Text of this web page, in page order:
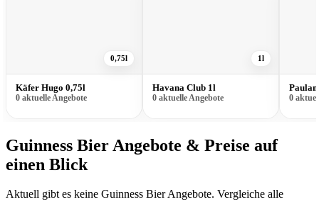
0,75l
Käfer Hugo 0,75l
0 aktuelle Angebote
1l
Havana Club 1l
0 aktuelle Angebote 0
Guinness Bier Angebote & Preise auf
einen Blick
Aktuell gibt es keine Guinness Bier Angebote. Vergleiche alle